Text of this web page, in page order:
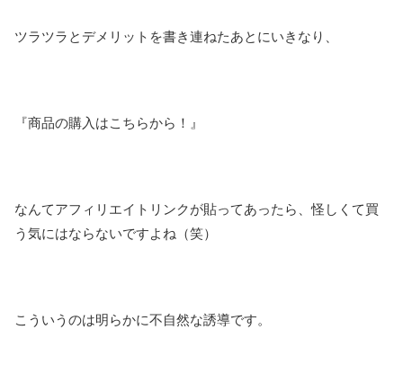
ツラツラとデメリットを書き連ねたあとにいきなり、
『商品の購入はこちらから！』
なんてアフィリエイトリンクが貼ってあったら、怪しくて買
う気にはならないですよね（笑）
こういうのは明らかに不自然な誘導です。